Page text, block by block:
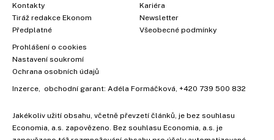
Kontakty
Tiráž redakce Ekonom
Předplatné
Kariéra
Newsletter
Všeobecné podmínky
Prohlášení o cookies
Nastavení soukromí
Ochrana osobních údajů
Inzerce , obchodní garant: Adéla Formáčková +420 739 500 832
Jakékoliv užití obsahu, včetně převzetí článků, je bez souhlasu
Economia, a.s. zapovězeno. Bez souhlasu Economia, a.s. je